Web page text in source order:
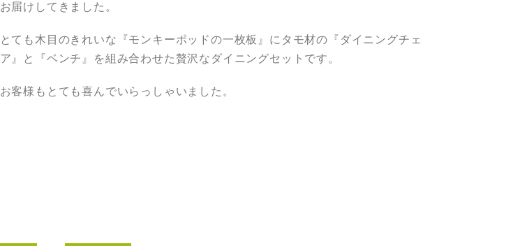
お届けしてきました。
とても木目のきれいな『モンキーポッドの一枚板』にタモ材の『ダイニングチェ
ア』と『ベンチ』を組み合わせた贅沢なダイニングセットです。
お客様もとても喜んでいらっしゃいました。